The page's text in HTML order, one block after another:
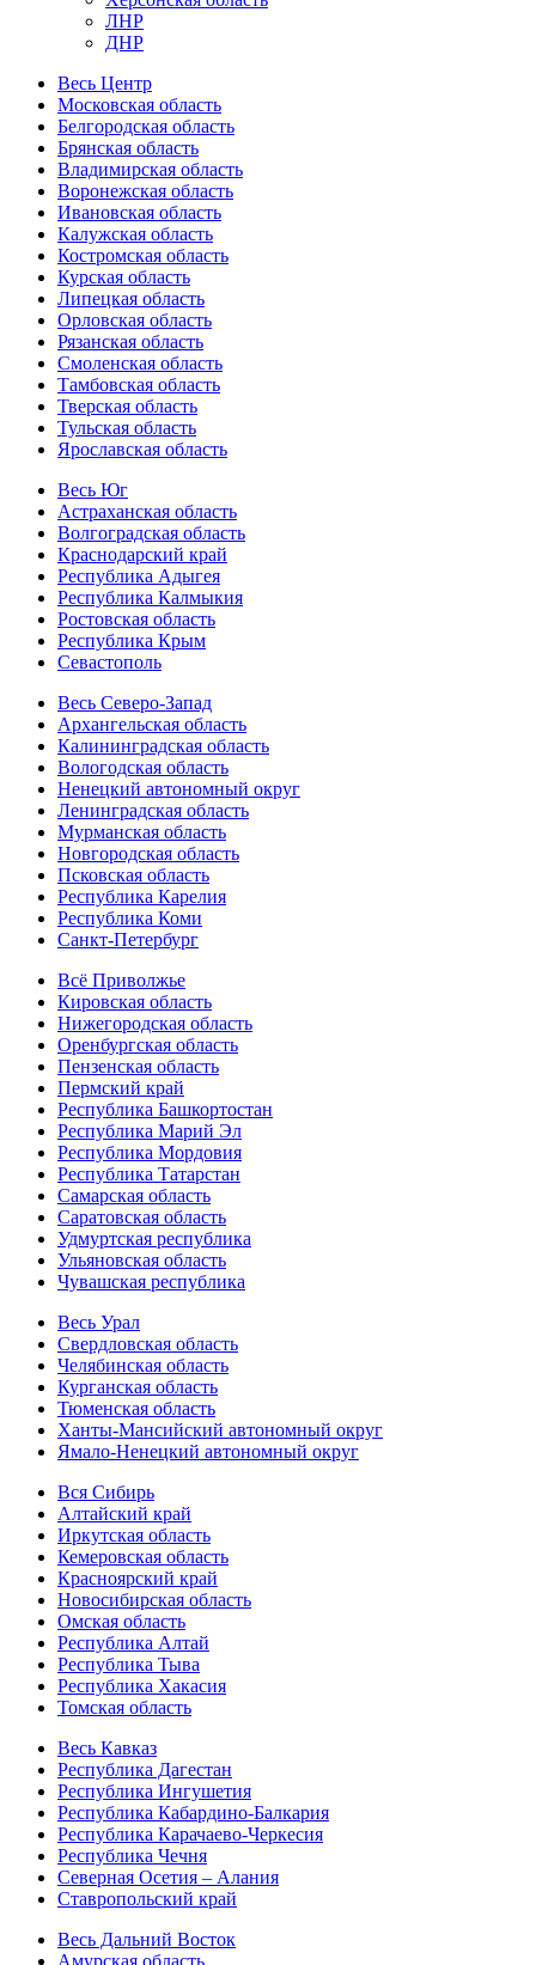
ЛНР
ДНР
Весь Центр
Московская область
Белгородская область
Брянская область
Владимирская область
Воронежская область
Ивановская область
Калужская область
Костромская область
Курская область
Липецкая область
Орловская область
Рязанская область
Смоленская область
Тамбовская область
Тверская область
Тульская область
Ярославская область
Весь Юг
Астраханская область
Волгоградская область
Краснодарский край
Республика Адыгея
Республика Калмыкия
Ростовская область
Республика Крым
Севастополь
Весь Северо-Запад
Архангельская область
Калининградская область
Вологодская область
Ненецкий автономный округ
Ленинградская область
Мурманская область
Новгородская область
Псковская область
Республика Карелия
Республика Коми
Санкт-Петербург
Всё Приволжье
Кировская область
Нижегородская область
Оренбургская область
Пензенская область
Пермский край
Республика Башкортостан
Республика Марий Эл
Республика Мордовия
Республика Татарстан
Самарская область
Саратовская область
Удмуртская республика
Ульяновская область
Чувашская республика
Весь Урал
Свердловская область
Челябинская область
Курганская область
Тюменская область
Ханты-Мансийский автономный округ
Ямало-Ненецкий автономный округ
Вся Сибирь
Алтайский край
Иркутская область
Кемеровская область
Красноярский край
Новосибирская область
Омская область
Республика Алтай
Республика Тыва
Республика Хакасия
Томская область
Весь Кавказ
Республика Дагестан
Республика Ингушетия
Республика Кабардино-Балкария
Республика Карачаево-Черкесия
Республика Чечня
Северная Осетия – Алания
Ставропольский край
Весь Дальний Восток
Амурская область